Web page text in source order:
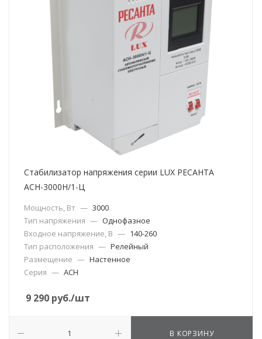
Стабилизатор напряжения серии LUX РЕСАНТА
АСН-3000Н/1-Ц
Мощность, Вт — 3000
Тип напряжения — Однофазное
Входное напряжение, В — 140-260
Тип расположения — Релейный
Размещение — Настенное
Серия — АСН
9 290 руб./шт
В КОРЗИНУ